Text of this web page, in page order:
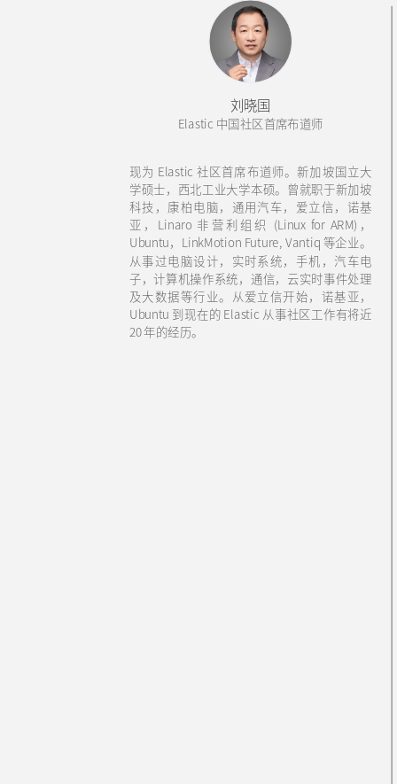
刘晓国
Elastic 中国社区首席布道师
现为 Elastic 社区首席布道师。新加坡国立大
学硕士，西北工业大学本硕。曾就职于新加坡
科技，康柏电脑，通用汽车，爱立信，诺基
亚，Linaro 非营利组织 (Linux for ARM)，
Ubuntu，LinkMotion Future, Vantiq 等企业。
从事过电脑设计，实时系统，手机，汽车电
子，计算机操作系统，通信，云实时事件处理
及大数据等行业。从爱立信开始，诺基亚，
Ubuntu 到现在的 Elastic 从事社区工作有将近
20 年的经历。